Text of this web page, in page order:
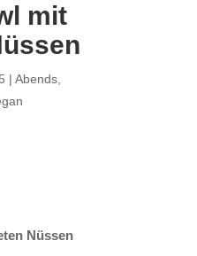
mit
| Abends,
Nüssen